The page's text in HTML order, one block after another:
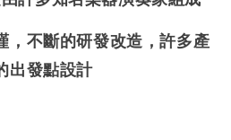
，不斷的研發改造，許多產
出發點設計